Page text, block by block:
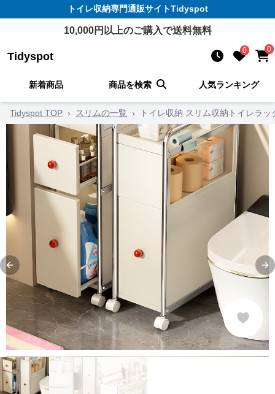
トイレ収納専門通販サイトTidyspot
10,000円以上のご購入で送料無料
Tidyspot 0 0
新着商品 商品を検索 人気ランキング
Tidyspot TOP › スリムの一覧 › トイレ収納 スリム収納トイレラッ
Previous slide